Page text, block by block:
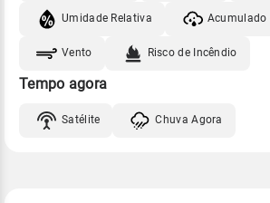
Umidade Relativa Acumulado
Vento Risco de Incêndio
Tempo agora
Satélite Chuva Agora